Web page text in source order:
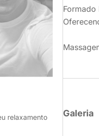
relaxamento
Formado
Galeria